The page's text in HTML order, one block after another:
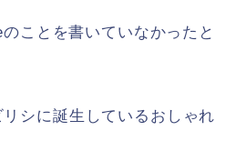
ことを書いていなかったと
シに誕生しているおしゃれ